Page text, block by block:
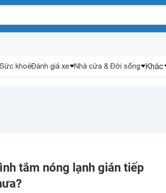
Sức khoẻĐánh giá xe Nhà cửa & Đời sống Khác
tắm nóng lạnh gián tiếp